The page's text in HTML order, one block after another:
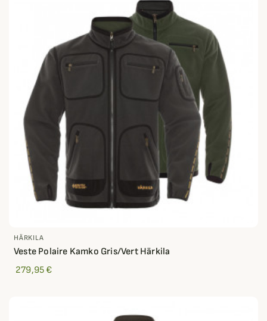
HÄRKILA
Veste Polaire Kamko Gris/Vert Härkila
279,95 €